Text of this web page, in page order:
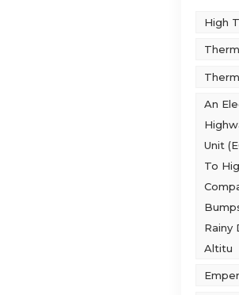
High
An
Unit
To
Rainy
Altitu